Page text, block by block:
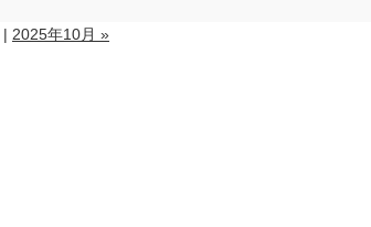
| 2025年10月 »